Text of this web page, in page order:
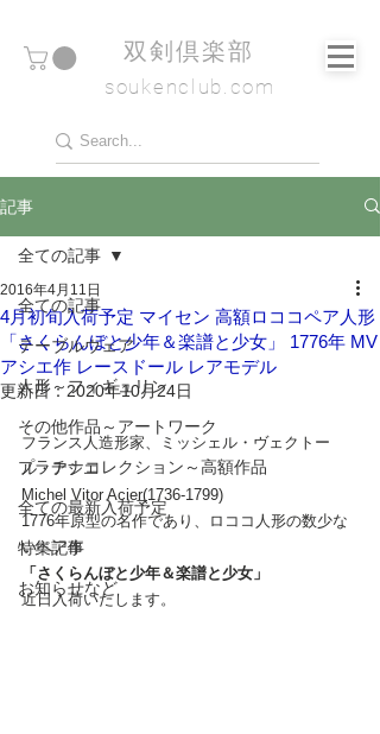
​双剣倶楽部
soukenclub.com
記事
全ての記事
テーブルウェア
人形～フィギュリン
その他作品～アートワーク
プラチナコレクション～高額作品
全ての最新入荷予定
特集記事
お知らせなど
全ての記事
4月初旬入荷予定 マイセン 高額ロココペア人形
「さくらんぼと少年＆楽譜と少女」 1776年 MV
アシエ作 レースドール レアモデル
2016年4月11日
更新日：2020年10月24日
フランス人造形家、ミッシェル・ヴェクトー
ル・アシエ
Michel Vitor Acier(1736-1799)
1776年原型の名作であり、ロココ人形の数少な
いペア作
「さくらんぼと少年＆楽譜と少女」
近日入荷いたします。